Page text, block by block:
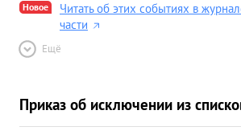
Новое
Читать об этих событиях в
части
Ещё
Приказ об исключении из